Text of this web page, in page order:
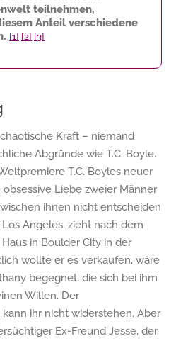
teilnehmen,
Anteil verschiedene
[1] [2] [3]
Kraft – niemand
Abgründe wie T.C. Boyle.
T.C. Boyles neuer
Liebe zweier Männer
ihnen nicht entscheiden
Los Angeles, zieht nach dem
in Boulder City in der
wollte er es verkaufen, wäre
begegnet, die sich bei ihm
Willen. Der
ihr nicht widerstehen. Aber
Ex-Freund Jesse, der